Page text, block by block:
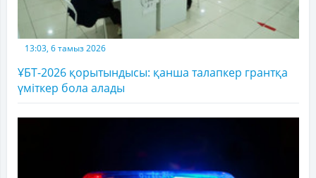
13:03, 6 тамыз 2026
ҰБТ-2026 қорытындысы: қанша талапкер грантқа
үміткер бола алады